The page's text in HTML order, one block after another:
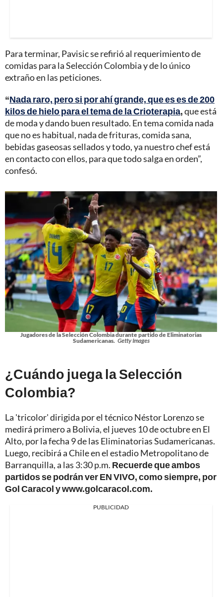
Para terminar, Pavisic se refirió al requerimiento de
comidas para la Selección Colombia y de lo único
extraño en las peticiones.
“Nada raro, pero si por ahí grande, que es es de 200
kilos de hielo para el tema de la Crioterapia,que está
de moda y dando buen resultado. En tema comida nada
que no es habitual, nada de frituras, comida sana,
bebidas gaseosas sellados y todo, ya nuestro chef está
en contacto con ellos, para que todo salga en orden”,
confesó.
Jugadores de la Selección Colombia durante partido de Eliminatorias
Sudamericanas. Getty Images
¿Cuándo juega la Selección
Colombia?
La 'tricolor' dirigida por el técnico Néstor Lorenzo se
medirá primero a Bolivia, el jueves 10 de octubre en El
Alto, por la fecha 9 de las Eliminatorias Sudamericanas.
Luego, recibirá a Chile en el estadio Metropolitano de
Barranquilla, a las 3:30 p.m. Recuerde que ambos
partidos se podrán ver EN VIVO, como siempre, por
Gol Caracol y www.golcaracol.com.
PUBLICIDAD